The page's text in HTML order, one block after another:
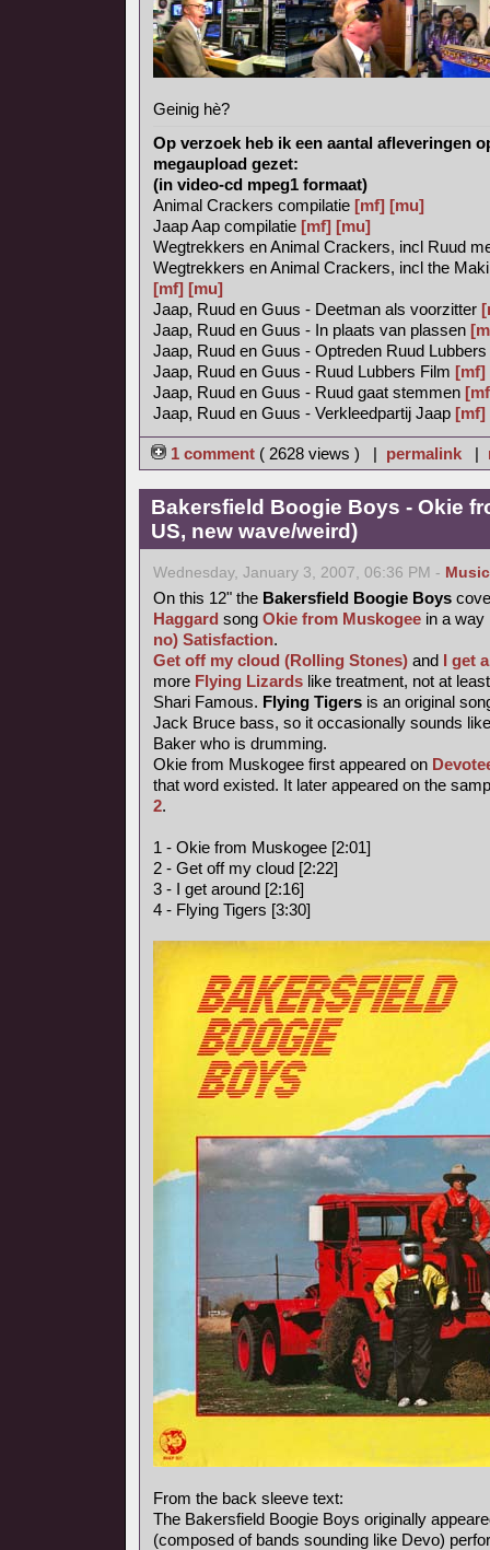
Geinig hè?
Op verzoek heb ik een aantal afleveringen
megaupload gezet:
(in video-cd mpeg1 formaat)
Animal Crackers compilatie [mf] [mu]
Jaap Aap compilatie [mf] [mu]
Wegtrekkers en Animal Crackers, incl Ruud
Wegtrekkers en Animal Crackers, incl the
[mf] [mu]
Jaap, Ruud en Guus - Deetman als voorzitter
Jaap, Ruud en Guus - In plaats van plassen
Jaap, Ruud en Guus - Optreden Ruud Lubbers
Jaap, Ruud en Guus - Ruud Lubbers Film [mf]
Jaap, Ruud en Guus - Ruud gaat stemmen
Jaap, Ruud en Guus - Verkleedpartij Jaap [mf]
1 comment ( 2628 views ) | permalink |
Bakersfield Boogie Boys - Okie
US, new wave/weird)
Wednesday, January 3, 2007, 06:36 PM - Music
On this 12" the Bakersfield Boogie Boys
Haggard song Okie from Muskogee in a way
no) Satisfaction.
Get off my cloud (Rolling Stones) and I get
more Flying Lizards like treatment, not at
Shari Famous. Flying Tigers is an original
Jack Bruce bass, so it occasionally sounds
Baker who is drumming.
Okie from Muskogee first appeared on
that word existed. It later appeared on the
2.
1 - Okie from Muskogee [2:01]
2 - Get off my cloud [2:22]
3 - I get around [2:16]
4 - Flying Tigers [3:30]
From the back sleeve text:
The Bakersfield Boogie Boys originally
(composed of bands sounding like Devo)